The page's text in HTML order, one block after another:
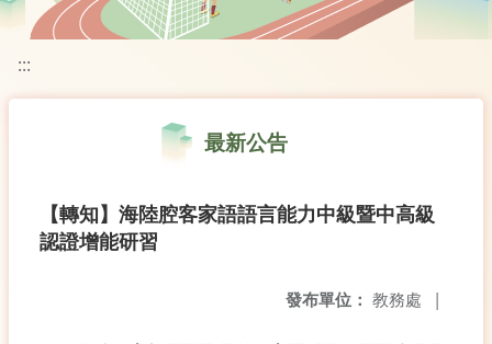
:::
最新公告
【轉知】海陸腔客家語語言能力中級暨中高級
認證增能研習
發布單位： 教務處 |